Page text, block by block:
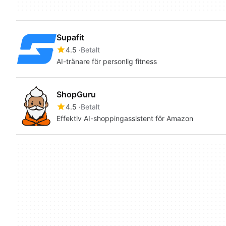
Supafit
4.5 Betalt
AI-tränare för personlig fitness
ShopGuru
4.5 Betalt
Effektiv AI-shoppingassistent för Amazon